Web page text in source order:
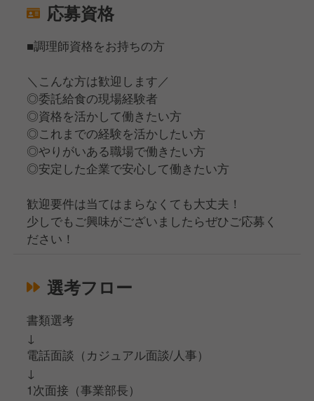
応募資格
■調理師資格をお持ちの方
＼こんな方は歓迎します／
◎委託給食の現場経験者
◎資格を活かして働きたい方
◎これまでの経験を活かしたい方
◎やりがいある職場で働きたい方
◎安定した企業で安心して働きたい方
歓迎要件は当てはまらなくても大丈夫！
少しでもご興味がございましたらぜひご応募く
ださい！
選考フロー
書類選考
↓
電話面談（カジュアル面談/人事）
↓
1次面接（事業部長）